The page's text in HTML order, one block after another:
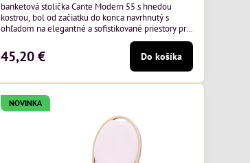
banketová stolička Cante Modern 55 s hnedou
kostrou, bol od začiatku do konca navrhnutý s
ohľadom na elegantné a sofistikované priestory pre
pohostinstvá. Má hnedý rám a medovo tónované
čalúnenie Moss 48 od poľskej značky Davis –
medový odtieň s mäkkým povrchom - je ideálna do
svetlých priestorov. Stolička kombinuje klasický
dizajn s modernou funkčnosťou. Je odolná,
pohodlná a pripravená na...
45,20 € Do košíka
NOVINKA